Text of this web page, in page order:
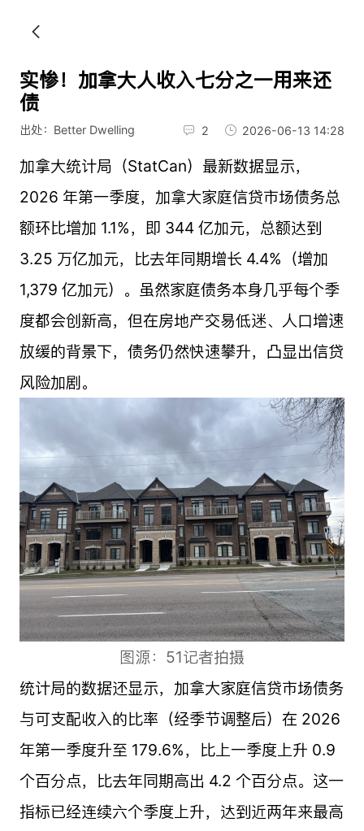
实惨！加拿大人收入七分之一用来还
债
出处：Better Dwelling 2 2026-06-13 14:28
加拿大统计局（StatCan）最新数据显示，
2026 年第一季度，加拿大家庭信贷市场债务总
额环比增加 1.1%，即 344 亿加元，总额达到
3.25 万亿加元，比去年同期增长 4.4%（增加
1,379 亿加元）。虽然家庭债务本身几乎每个季
度都会创新高，但在房地产交易低迷、人口增速
放缓的背景下，债务仍然快速攀升，凸显出信贷
风险加剧。
图源：51记者拍摄
统计局的数据还显示，加拿大家庭信贷市场债务
与可支配收入的比率（经季节调整后）在 2026
年第一季度升至 179.6%，比上一季度上升 0.9
个百分点，比去年同期高出 4.2 个百分点。这一
指标已经连续六个季度上升，达到近两年来最高